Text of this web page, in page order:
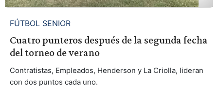
FÚTBOL SENIOR
Cuatro punteros después de la segunda fecha
del torneo de verano
Contratistas, Empleados, Henderson y La Criolla, lideran
con dos puntos cada uno.